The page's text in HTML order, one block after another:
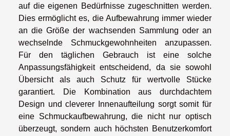
auf die eigenen Bedürfnisse zugeschnitten werden.
Dies ermöglicht es, die Aufbewahrung immer wieder
an die Größe der wachsenden Sammlung oder an
wechselnde Schmuckgewohnheiten anzupassen.
Für den täglichen Gebrauch ist eine solche
Anpassungsfähigkeit entscheidend, da sie sowohl
Übersicht als auch Schutz für wertvolle Stücke
garantiert. Die Kombination aus durchdachtem
Design und cleverer Innenaufteilung sorgt somit für
eine Schmuckaufbewahrung, die nicht nur optisch
überzeugt, sondern auch höchsten Benutzerkomfort